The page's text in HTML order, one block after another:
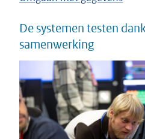
De systemen testen
samenwerking